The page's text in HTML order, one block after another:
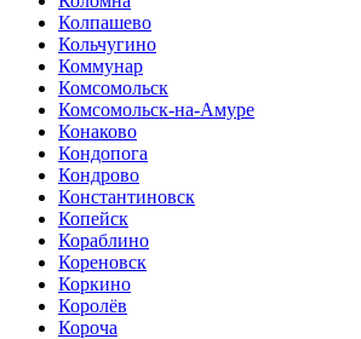
Колпашево
Кольчугино
Коммунар
Комсомольск
Комсомольск-на-Амуре
Конаково
Кондопога
Кондрово
Константиновск
Копейск
Кораблино
Кореновск
Коркино
Королёв
Короча